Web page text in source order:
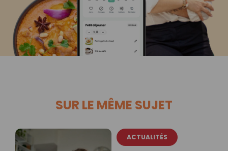
SUR LE MÊME SUJET
ACTUALITÉS